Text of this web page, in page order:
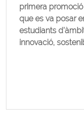
primera
que es va posar
estudiants
innovació,